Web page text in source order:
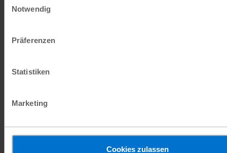
Notwendig
Präferenzen
Statistiken
Marketing
Cookies zulassen
Schwester mitnehmen und betreuen
Plan